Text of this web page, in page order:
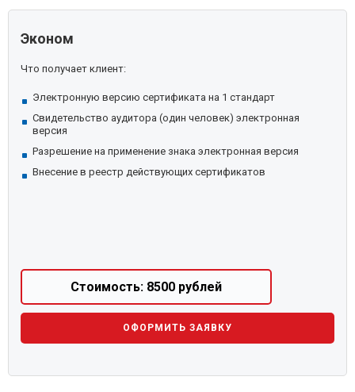
Эконом
Что получает клиент:
Электронную версию сертификата на 1 стандарт
Свидетельство аудитора (один человек) электронная
версия
Разрешение на применение знака электронная версия
Внесение в реестр действующих сертификатов
Стоимость: 8500 рублей
ОФОРМИТЬ ЗАЯВКУ